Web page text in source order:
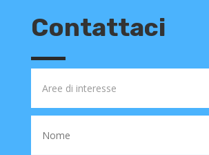
Contattaci